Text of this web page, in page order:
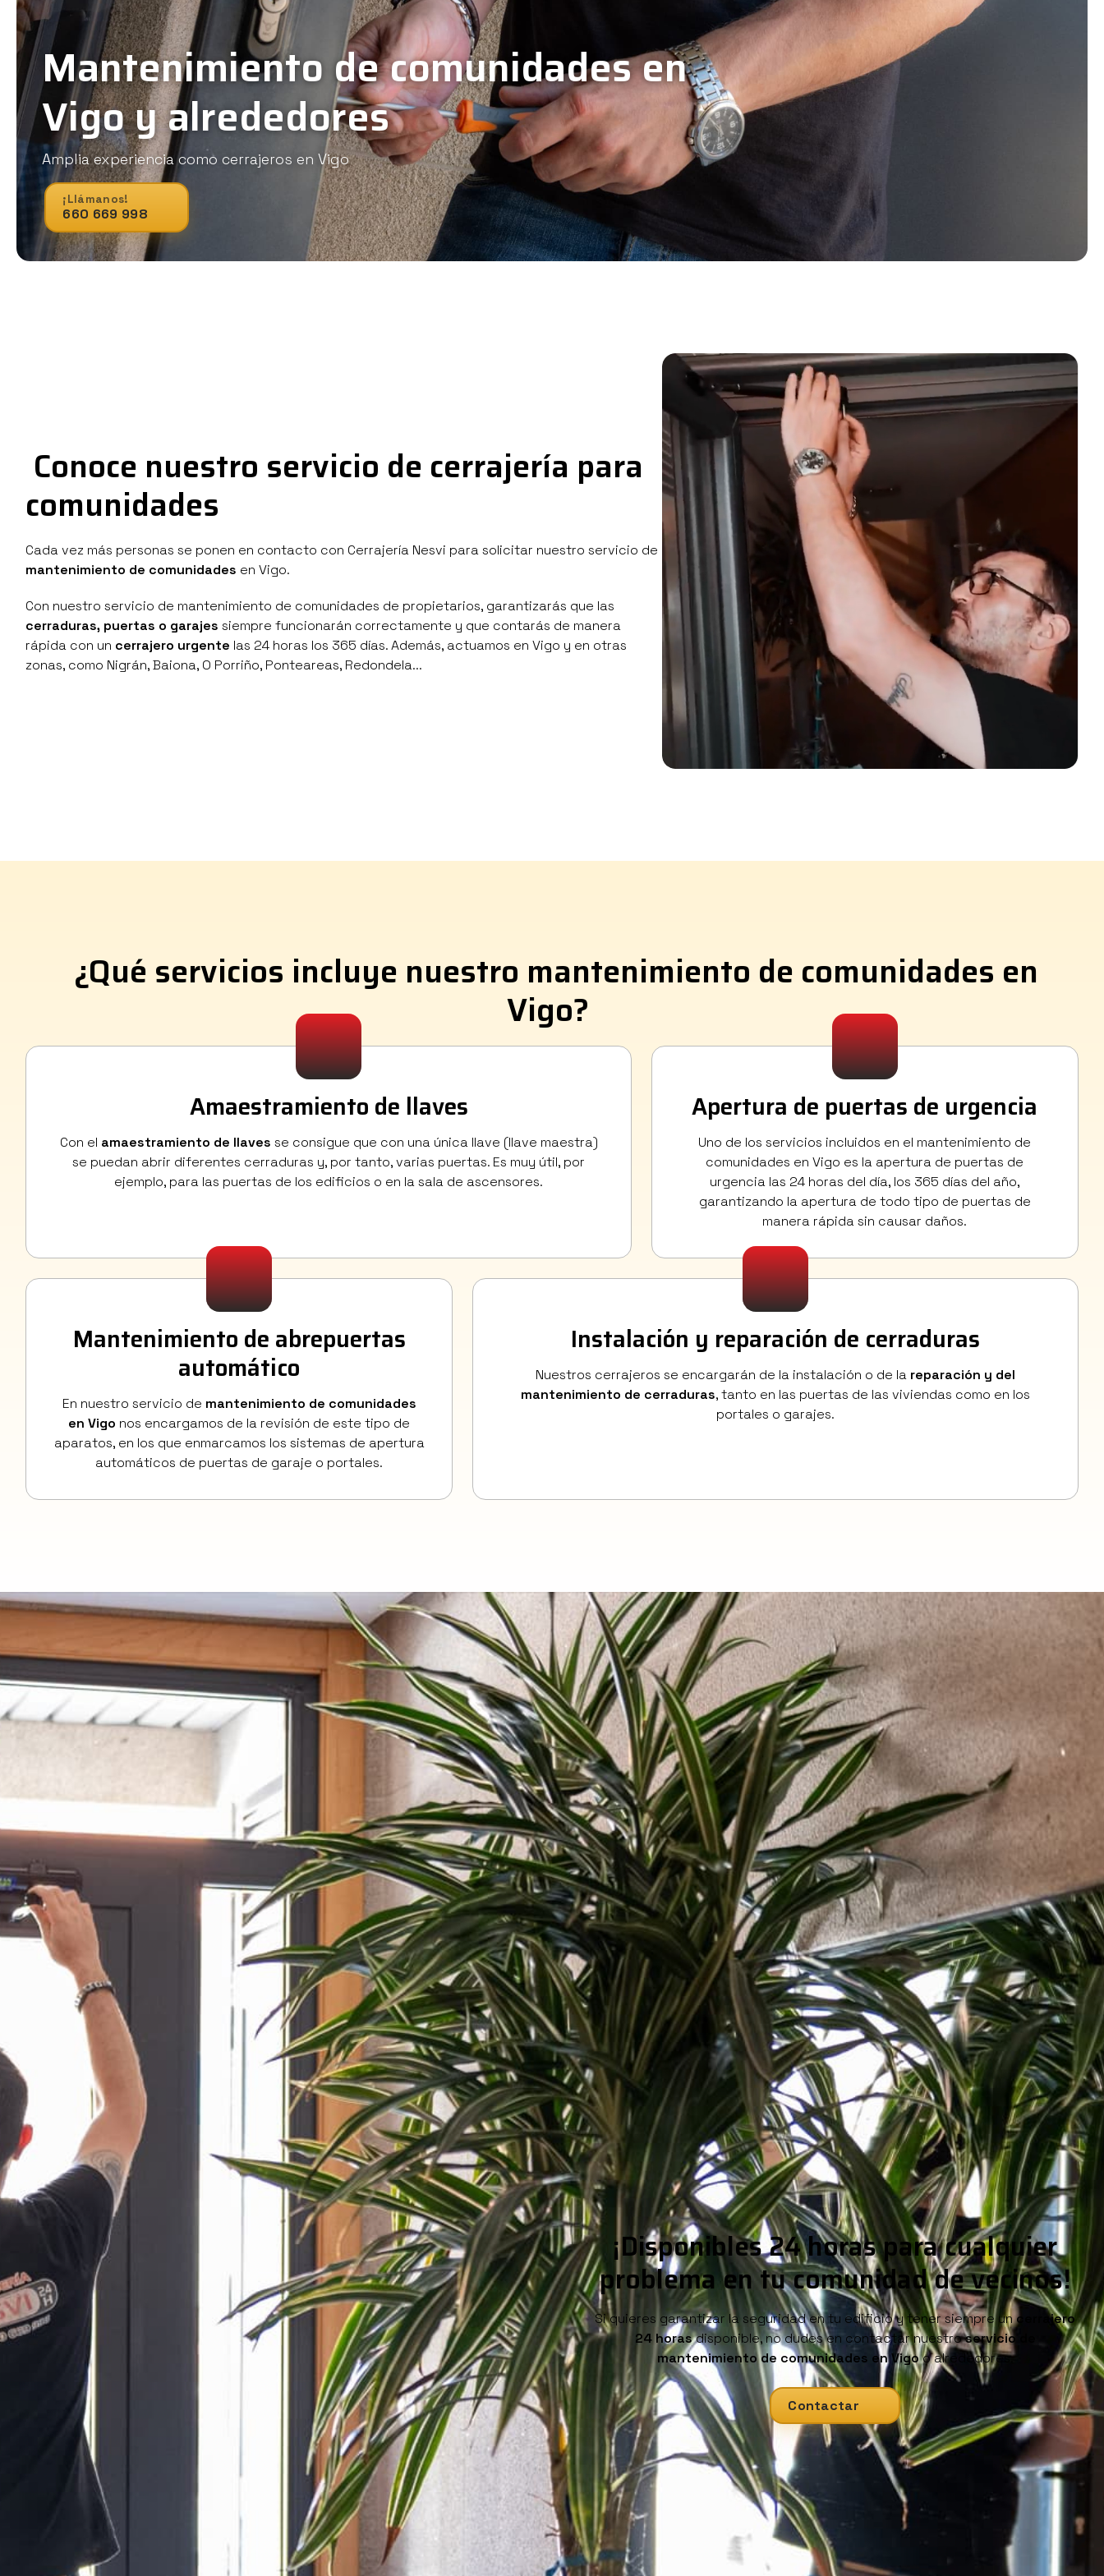
Mantenimiento de comunidades en
Vigo y alrededores
Amplia experiencia como cerrajeros en Vigo
¡Llámanos!
660 669 998
Conoce nuestro servicio de cerrajería para
comunidades
Cada vez más personas se ponen en contacto con Cerrajería Nesvi para solicitar nuestro servicio de
mantenimiento de comunidades en Vigo.
Con nuestro servicio de mantenimiento de comunidades de propietarios, garantizarás que las
cerraduras, puertas o garajes siempre funcionarán correctamente y que contarás de manera
rápida con un cerrajero urgente las 24 horas los 365 días. Además, actuamos en Vigo y en otras
zonas, como Nigrán, Baiona, O Porriño, Ponteareas, Redondela...
¿Qué servicios incluye nuestro mantenimiento de comunidades en
Vigo?
Amaestramiento de llaves
Con el amaestramiento de llaves se consigue que con una única llave (llave maestra)
se puedan abrir diferentes cerraduras y, por tanto, varias puertas. Es muy útil, por
ejemplo, para las puertas de los edificios o en la sala de ascensores.
Apertura de puertas de urgencia
Uno de los servicios incluidos en el mantenimiento de
comunidades en Vigo es la apertura de puertas de
urgencia las 24 horas del día, los 365 días del año,
garantizando la apertura de todo tipo de puertas de
manera rápida sin causar daños.
Instalación y reparación de cerraduras
Nuestros cerrajeros se encargarán de la instalación o de la reparación y del
mantenimiento de cerraduras, tanto en las puertas de las viviendas como en los
portales o garajes.
Mantenimiento de abrepuertas
automático
En nuestro servicio de mantenimiento de comunidades
en Vigo nos encargamos de la revisión de este tipo de
aparatos, en los que enmarcamos los sistemas de apertura
automáticos de puertas de garaje o portales.
¡Disponibles 24 horas para cualquier
problema en tu comunidad de vecinos!
Si quieres garantizar la seguridad en tu edificio y tener siempre uncerrajero
24 horasdisponible, no dudes en contactar nuestroservicio de
mantenimiento de comunidades en Vigoo alrededores.
Contactar